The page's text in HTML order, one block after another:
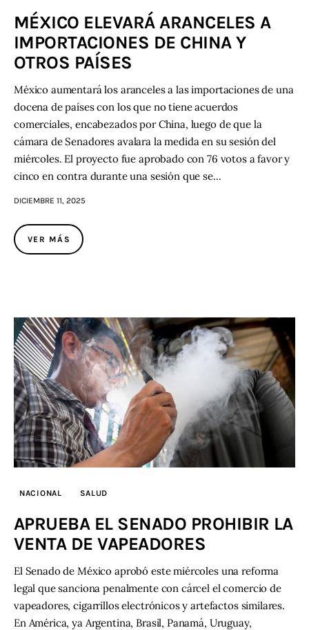
MÉXICO ELEVARÁ ARANCELES A
IMPORTACIONES DE CHINA Y
OTROS PAÍSES
México aumentará los aranceles a las importaciones de una
docena de países con los que no tiene acuerdos
comerciales, encabezados por China, luego de que la
cámara de Senadores avalara la medida en su sesión del
miércoles. El proyecto fue aprobado con 76 votos a favor y
cinco en contra durante una sesión que se…
DICIEMBRE 11, 2025
VER MÁS
NACIONAL SALUD
APRUEBA EL SENADO PROHIBIR LA
VENTA DE VAPEADORES
El Senado de México aprobó este miércoles una reforma
legal que sanciona penalmente con cárcel el comercio de
vapeadores, cigarrillos electrónicos y artefactos similares.
En América, ya Argentina, Brasil, Panamá, Uruguay,